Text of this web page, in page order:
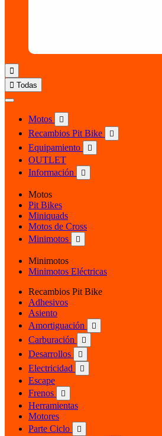

 Todas
Motos 
Recambios Pit Bike 
Equipamiento 
OUTLET
Información

Motos
Pit Bikes
Miniquads
Motos de Cross
Minimotos

Minimotos
Minimotos Eléctricas
Recambios Pit Bike
Adhesivos
Asiento
Amortiguación

Carburación 
Desarrollos 
Electricidad 
Escape
Frenos

Herramientas
Motores
Parte Ciclo
